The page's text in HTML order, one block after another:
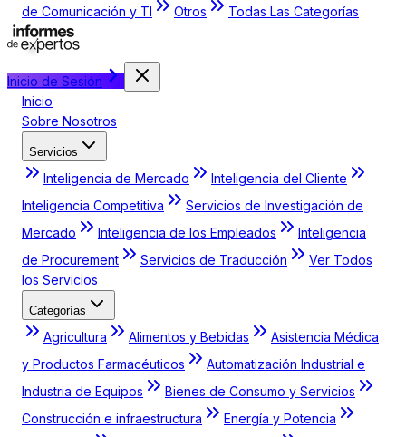
de Comunicación y TI
Otros Todas Las Categorías
Inicio de Sesión
Inicio
Sobre Nosotros
Servicios
Inteligencia de Mercado
Inteligencia del Cliente
Inteligencia Competitiva
Servicios de Investigación de
Mercado
Inteligencia de los Empleados
Inteligencia
de Procurement
Servicios de Traducción
Ver Todos
los Servicios
Categorías
Agricultura Alimentos y Bebidas
Asistencia Médica
y Productos Farmacéuticos
Automatización Industrial e
Industria de Equipos
Bienes de Consumo y Servicios
Construcción e infraestructura
Energía y Potencia